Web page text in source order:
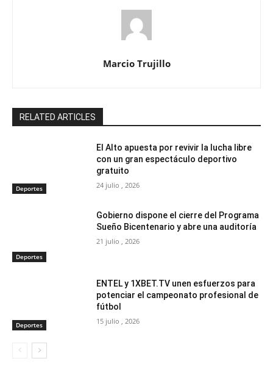
Marcio Trujillo
RELATED ARTICLES
Deportes
El Alto apuesta por revivir la lucha libre
con un gran espectáculo deportivo
gratuito
24 julio , 2026
Deportes
Gobierno dispone el cierre del Programa
Sueño Bicentenario y abre una auditoría
21 julio , 2026
Deportes
ENTEL y 1XBET.TV unen esfuerzos para
potenciar el campeonato profesional de
fútbol
15 julio , 2026